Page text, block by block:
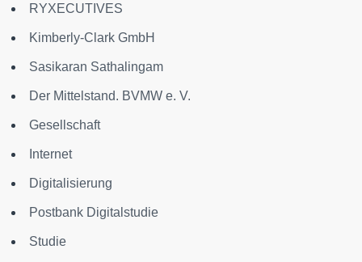
RYXECUTIVES
Kimberly-Clark GmbH
Sasikaran Sathalingam
Der Mittelstand. BVMW e. V.
Gesellschaft
Internet
Digitalisierung
Postbank Digitalstudie
Studie